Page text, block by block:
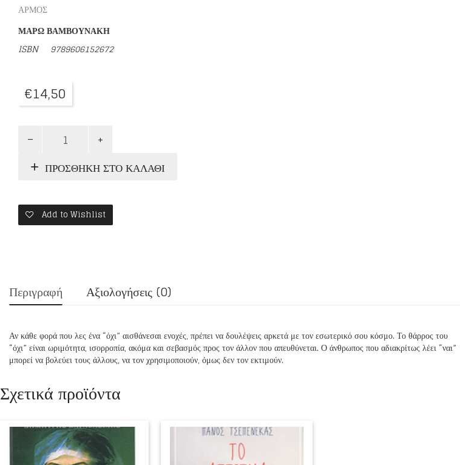
ΑΡΜΟΣ
ΜΑΡΩ ΒΑΜΒΟΥΝΑΚΗ
ISBN9789606152672
€14,50
ΦΙΛΙΑ
ΚΑΙ
ΠΑΝΤΟΤΙΝΗ
ποσότητα
ΠΡΟΣΘΉΚΗ ΣΤΟ ΚΑΛΆΘΙ
Add to Wishlist
Περιγραφή Αξιολογήσεις (0)
Αν κάθε φορά που λες ένα “όχι” αισθάνεσαι ενοχές, πρέπει να δουλέψεις αρκετά με τον εσωτερικό σου κόσμο. Το θάρρος του
“όχι” είναι ωριμότητα, ισορροπία, ακόμα και σεβασμός προς τον άλλον που απευθύνεται. Ο άνθρωπος που αδιακρίτως λέει “ναι”
μπορεί να βολεύει τους άλλους, να τον χρησιμοποιούν, όμως δεν τον εκτιμούν.
Σχετικά προϊόντα